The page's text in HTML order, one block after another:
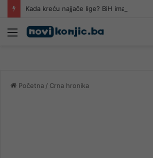
Kada kreću najjače lige? BiH ima šta pratiti
Meni
Početna / Crna hronika